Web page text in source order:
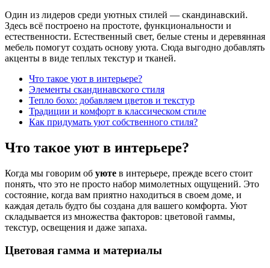
Один из лидеров среди уютных стилей — скандинавский.
Здесь всё построено на простоте, функциональности и
естественности. Естественный свет, белые стены и деревянная
мебель помогут создать основу уюта. Сюда выгодно добавлять
акценты в виде теплых текстур и тканей.
Что такое уют в интерьере?
Элементы скандинавского стиля
Тепло бохо: добавляем цветов и текстур
Традиции и комфорт в классическом стиле
Как придумать уют собственного стиля?
Что такое уют в интерьере?
Когда мы говорим об уюте в интерьере, прежде всего стоит
понять, что это не просто набор мимолетных ощущений. Это
состояние, когда вам приятно находиться в своем доме, и
каждая деталь будто бы создана для вашего комфорта. Уют
складывается из множества факторов: цветовой гаммы,
текстур, освещения и даже запаха.
Цветовая гамма и материалы